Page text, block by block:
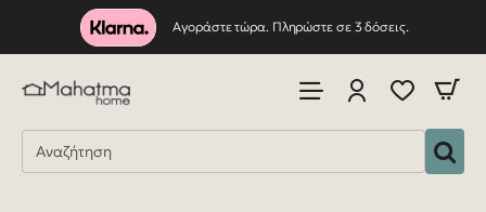
Αγοράστε τώρα. Πληρώστε σε 3 δόσεις.